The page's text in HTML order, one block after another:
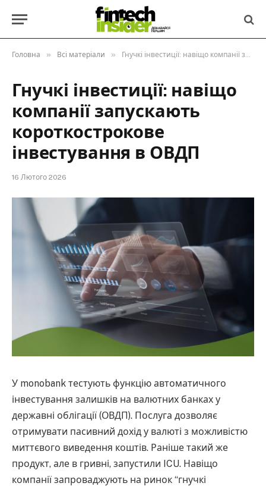
Головна » Всі матеріали » Гнучкі інвестиції: навіщо компанії запускають короткострокове інвестування в ОВДП
Гнучкі інвестиції: навіщо
компанії запускають
короткострокове
інвестування в ОВДП
16 Лютого 2026
У monobank тестують функцію автоматичного
інвестування залишків на валютних банках у
державні облігації (ОВДП). Послуга дозволяє
отримувати пасивний дохід у валюті з можливістю
миттєвого виведення коштів. Раніше такий же
продукт, але в гривні, запустили ICU. Навіщо
компанії запроваджують на ринок “гнучкі